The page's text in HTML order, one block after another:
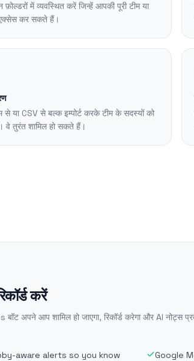
फ़ोल्डरों में व्यवस्थित करें जिन्हें आपकी पूरी टीम या
एक्सेस कर सकते हैं।
से या CSV से बल्क इम्पोर्ट करके टीम के सदस्यों को
वे तुरंत शामिल हो सकते हैं।
करें
अपने आप शामिल हो जाएगा, रिकॉर्ड करेगा और AI नोट्स
aware alerts so you know
Google